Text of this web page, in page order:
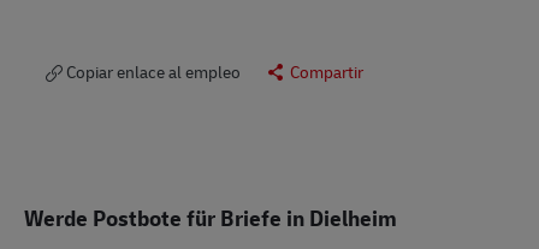
Copiar enlace al empleo Compartir
Werde Postbote für Briefe in Dielheim